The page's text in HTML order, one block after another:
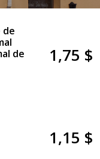
de
de
1,75 $
1,15 $